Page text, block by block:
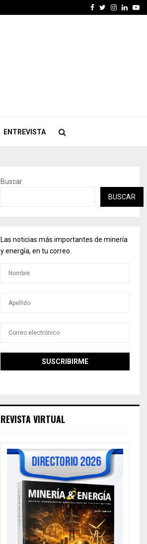
Facebook
Twitter
ENTREVISTA
Buscar
BUSCAR
Las noticias más importantes de minería
y energía, en tu correo.
REVISTA VIRTUAL